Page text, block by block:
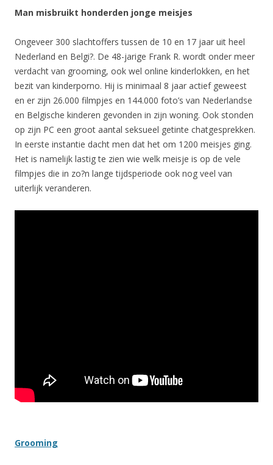
Man misbruikt honderden jonge meisjes
Ongeveer 300 slachtoffers tussen de 10 en 17 jaar uit heel
Nederland en Belgi?. De 48-jarige Frank R. wordt onder meer
verdacht van grooming, ook wel online kinderlokken, en het
bezit van kinderporno. Hij is minimaal 8 jaar actief geweest
en er zijn 26.000 filmpjes en 144.000 foto’s van Nederlandse
en Belgische kinderen gevonden in zijn woning. Ook stonden
op zijn PC een groot aantal seksueel getinte chatgesprekken.
In eerste instantie dacht men dat het om 1200 meisjes ging.
Het is namelijk lastig te zien wie welk meisje is op de vele
filmpjes die in zo?n lange tijdsperiode ook nog veel van
uiterlijk veranderen.
Grooming